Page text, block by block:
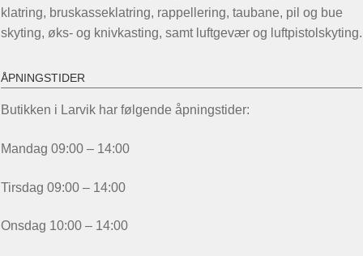
klatring, bruskasseklatring, rappellering, taubane, pil og bue
skyting, øks- og knivkasting, samt luftgevær og luftpistolskyting.
ÅPNINGSTIDER
Butikken i Larvik har følgende åpningstider:
Mandag 09:00 – 14:00
Tirsdag 09:00 – 14:00
Onsdag 10:00 – 14:00